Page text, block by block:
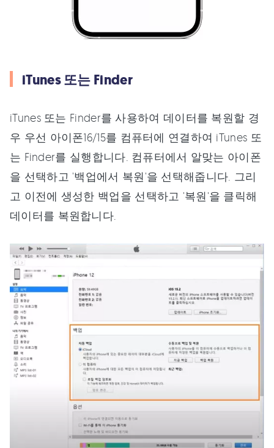
iTunes 또는 Finder
iTunes 또는 Finder를 사용하여 데이터를 복원할 경
우 우선 아이폰16/15를 컴퓨터에 연결하여 iTunes 또
는 Finder를 실행합니다. 컴퓨터에서 알맞는 아이폰
을 선택하고 '백업에서 복원'을 선택해줍니다. 그리
고 이전에 생성한 백업을 선택하고 '복원'을 클릭해
데이터를 복원합니다.